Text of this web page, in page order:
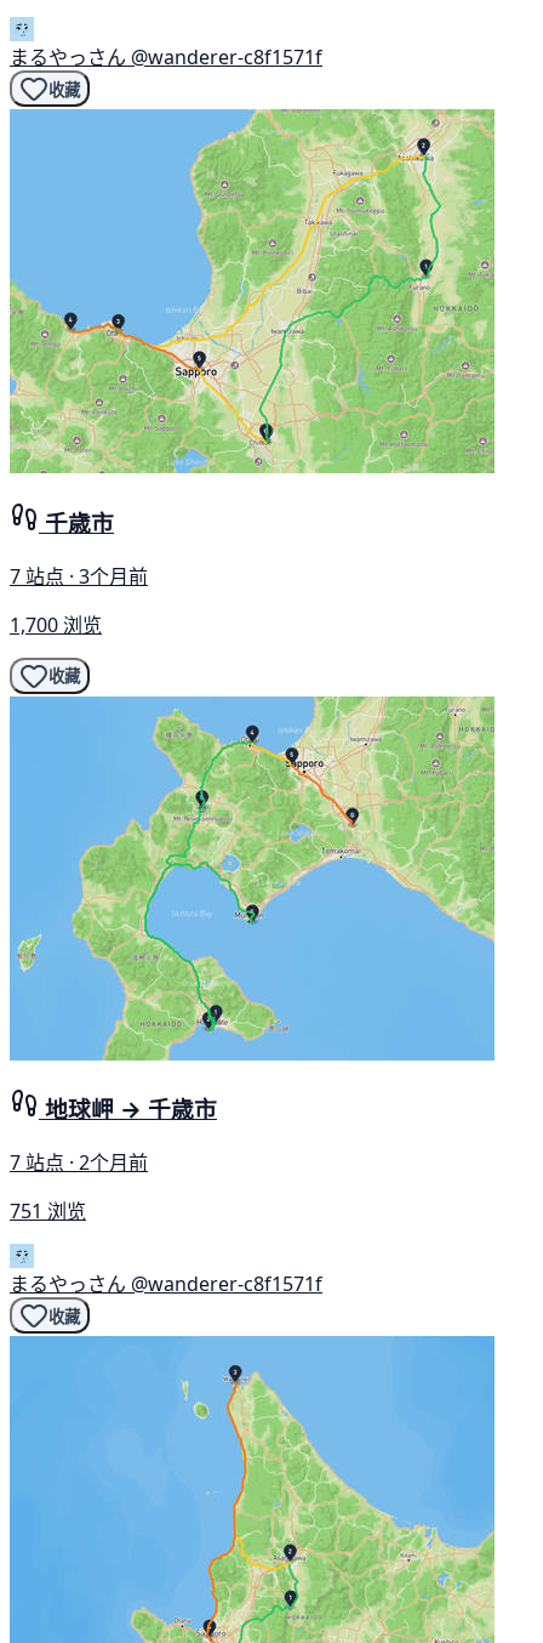
まるやっさん @wanderer-c8f1571f
收藏
千歳市
7 站点 · 3个月前
1,700 浏览
收藏
地球岬 → 千歳市
7 站点 · 2个月前
751 浏览
まるやっさん @wanderer-c8f1571f
收藏